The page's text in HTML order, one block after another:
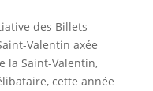
des Billets
Valentin axée
la Saint-Valentin,
cette année